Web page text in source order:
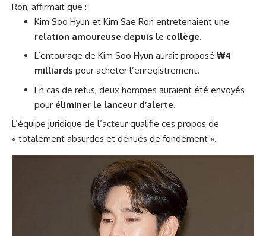
Ron, affirmait que :
Kim Soo Hyun et Kim Sae Ron entretenaient une
relation amoureuse depuis le collège.
L’entourage de Kim Soo Hyun aurait proposé ₩4
milliards pour acheter l’enregistrement.
En cas de refus, deux hommes auraient été envoyés
pour éliminer le lanceur d’alerte.
L’équipe juridique de l’acteur qualifie ces propos de
« totalement absurdes et dénués de fondement ».